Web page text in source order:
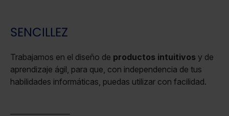
SENCILLEZ
Trabajamos en el diseño de productos intuitivos y de
aprendizaje ágil, para que, con independencia de tus
habilidades informáticas, puedas utilizar con facilidad.